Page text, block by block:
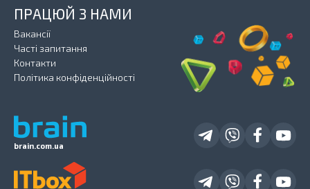
brain.com.ua
ПРАЦЮЙ З НАМИ
Вакансії
Часті запитання
Контакти
Політика конфіденційності